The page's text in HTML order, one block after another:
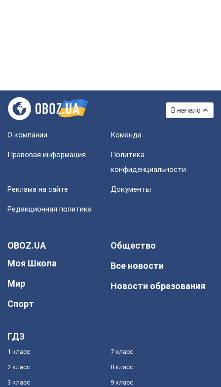
В начало
О компании Команда
Правовая информация
Политика
конфиденциальности
Реклама на сайте Документы
Редакционная политика
OBOZ.UA
Моя Школа
Мир
Спорт
Общество
Все новости
Новости образования
ГДЗ
1 класс
2 класс
3 класс
7 класс
8 класс
9 класс